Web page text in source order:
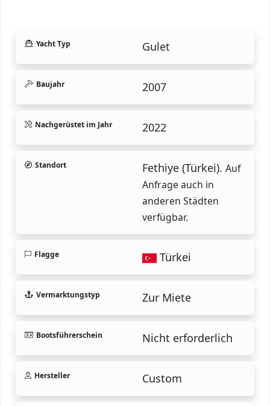
Yacht Typ Gulet
Baujahr 2007
Nachgerüstet im Jahr 2022
Standort Fethiye (Türkei). Auf
Anfrage auch in
anderen Städten
verfügbar.
Flagge Türkei
Vermarktungstyp Zur Miete
Bootsführerschein Nicht erforderlich
Hersteller Custom